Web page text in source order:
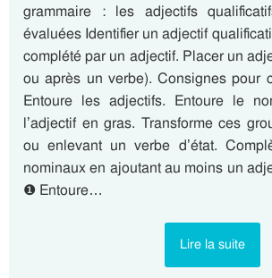
grammaire : les adjectifs
évaluées Identifier un adjectif
complété par un adjectif. Placer un
ou après un verbe). Consignes pour
Entoure les adjectifs. Entoure le
l’adjectif en gras. Transforme ces
ou enlevant un verbe d’état.
nominaux en ajoutant au moins un
❶ Entoure…
Lire la suite